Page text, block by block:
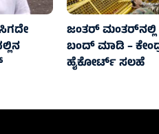
ಜಂತರ್ ಮಂತರ್‌ನಲ್ಲಿ
ಬಂದ್‌ ಮಾಡಿ –
ಹೈಕೋರ್ಟ್‌ ಸಲಹೆ